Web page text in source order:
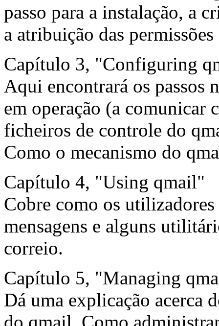
passo para a instalação, a
a atribuição das
Capítulo 3, "Configuring
Aqui encontrará os passos
em operação (a
ficheiros de controle do
Como o mecanismo do
Capítulo 4, "Using qmail"
Cobre como os
mensagens e alguns
correio.
Capítulo 5, "Managing
Dá uma explicação acerca